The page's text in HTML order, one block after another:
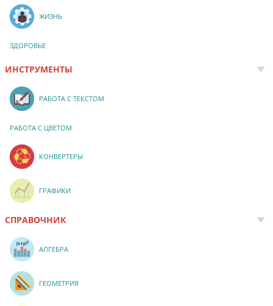
ЖИЗНЬ
ЗДОРОВЬЕ
ИНСТРУМЕНТЫ
РАБОТА С ТЕКСТОМ
РАБОТА С ЦВЕТОМ
КОНВЕРТЕРЫ
ГРАФИКИ
СПРАВОЧНИК
АЛГЕБРА
ГЕОМЕТРИЯ